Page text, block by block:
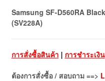
Samsung SF-D560RA
(SV228A)
การสั่งซื้อสินค้า | การชำระเงิน
ต้องการสั่งซื้อ / สอบถาม ==>